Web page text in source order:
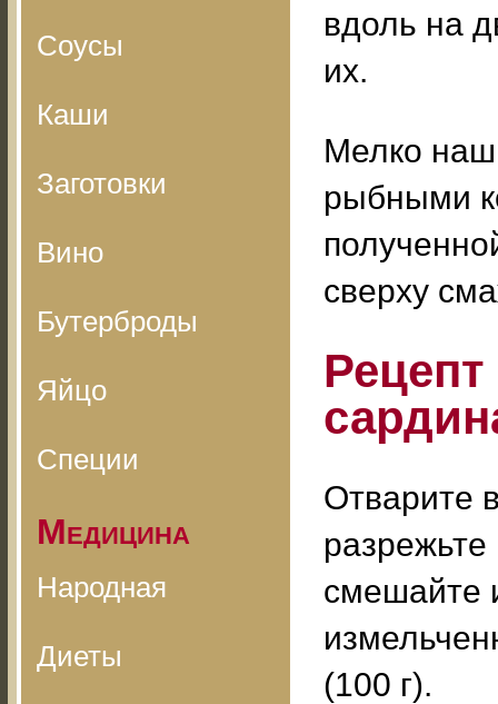
Соусы
Каши
Заготовки
Вино
Бутерброды
Яйцо
Специи
Медицина
Народная
Диеты
вдоль на
их.
Мелко
рыбными
сверху
Отварите
смешайте
(100 г).